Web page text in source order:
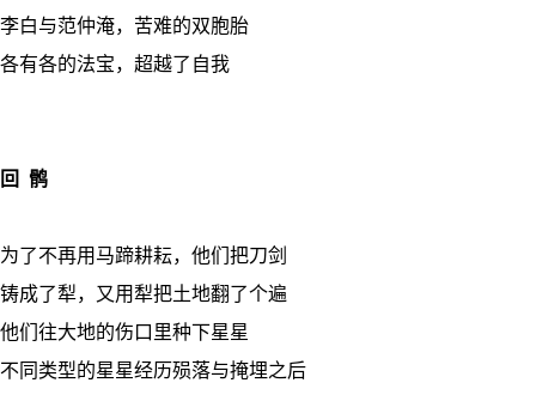
李白与范仲淹，苦难的双胞胎
各有各的法宝，超越了自我
回 鹘
为了不再用马蹄耕耘，他们把刀剑
铸成了犁，又用犁把土地翻了个遍
他们往大地的伤口里种下星星
不同类型的星星经历殒落与掩埋之后